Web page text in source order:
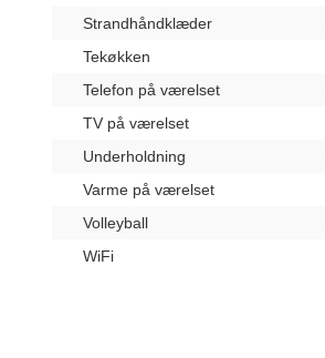
Strandhåndklæder
Tekøkken
Telefon på værelset
TV på værelset
Underholdning
Varme på værelset
Volleyball
WiFi